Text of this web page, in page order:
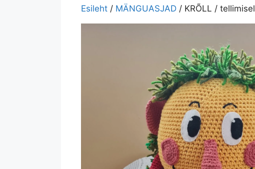
Esileht / MÄNGUASJAD / KRÕLL / tellimisel